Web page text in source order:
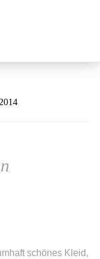
schönes Kleid,